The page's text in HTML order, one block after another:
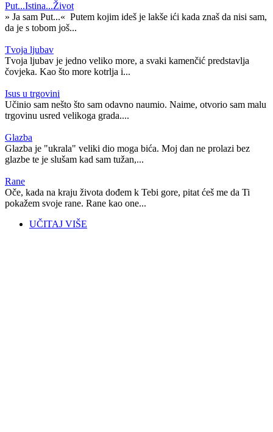
Put...Istina...Život
» Ja sam Put...« Putem kojim ideš je lakše ići kada znaš da nisi sam,
da je s tobom još...
Tvoja ljubav
Tvoja ljubav je jedno veliko more, a svaki kamenčić predstavlja
čovjeka. Kao što more kotrlja i...
Isus u trgovini
Učinio sam nešto što sam odavno naumio. Naime, otvorio sam malu
trgovinu usred velikoga grada....
Glazba
Glazba je "ukrala" veliki dio moga bića. Moj dan ne prolazi bez
glazbe te je slušam kad sam tužan,...
Rane
Oče, kada na kraju života dođem k Tebi gore, pitat ćeš me da Ti
pokažem svoje rane. Rane kao one...
UČITAJ VIŠE